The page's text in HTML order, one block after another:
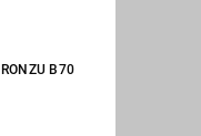
B70